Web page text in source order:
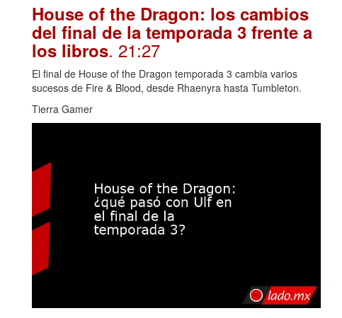
House of the Dragon: los cambios
del final de la temporada 3 frente a
los libros. 21:27
El final de House of the Dragon temporada 3 cambia varios
sucesos de Fire & Blood, desde Rhaenyra hasta Tumbleton.
Tierra Gamer